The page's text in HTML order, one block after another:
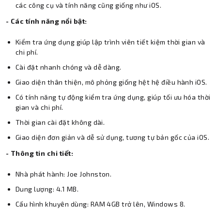
các công cụ và tính năng cũng giống như iOS.
- Các tính năng nổi bật:
Kiểm tra ứng dụng giúp lập trình viên tiết kiệm thời gian và
chi phí.
Cài đặt nhanh chóng và dễ dàng.
Giao diện thân thiện, mô phỏng giống hệt hệ điều hành iOS.
Có tính năng tự động kiểm tra ứng dụng, giúp tối ưu hóa thời
gian và chi phí.
Thời gian cài đặt không dài.
Giao diện đơn giản và dễ sử dụng, tương tự bản gốc của iOS.
- Thông tin chi tiết:
Nhà phát hành: Joe Johnston.
Dung lượng: 4.1 MB.
Cấu hình khuyên dùng: RAM 4GB trở lên, Windows 8.